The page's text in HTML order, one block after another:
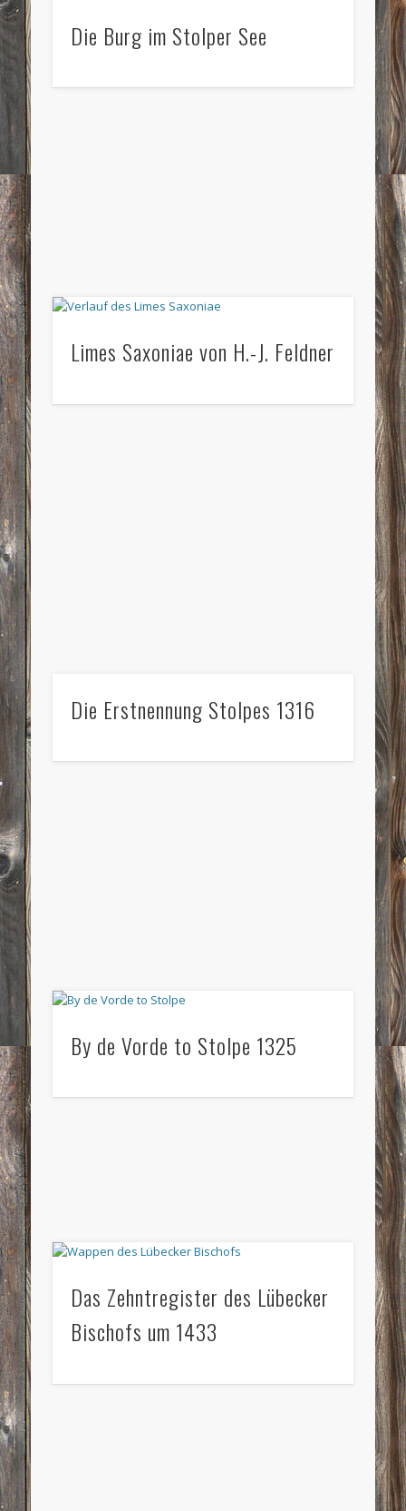
Die Burg im Stolper See
Limes Saxoniae von H.-J. Feldner
Die Erstnennung Stolpes 1316
By de Vorde to Stolpe 1325
Das Zehntregister des Lübecker
Bischofs um 1433